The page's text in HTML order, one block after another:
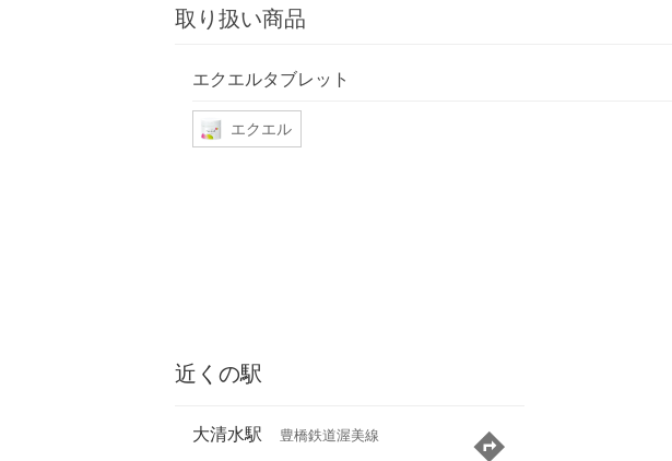
取り扱い商品
エクエルタブレット
エクエル
近くの駅
大清水駅 豊橋鉄道渥美線